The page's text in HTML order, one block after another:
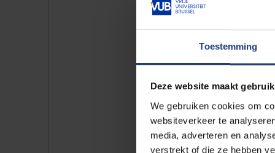
Toestemming
Deze website maakt
We gebruiken cookies om
websiteverkeer te
media, adverteren en
verstrekt of die ze hebben
VUB-
‘Moeilijk
koppelen
‘Virussen hebben geen
tijdens de coronacrisis
onderzoek dat de VUB en